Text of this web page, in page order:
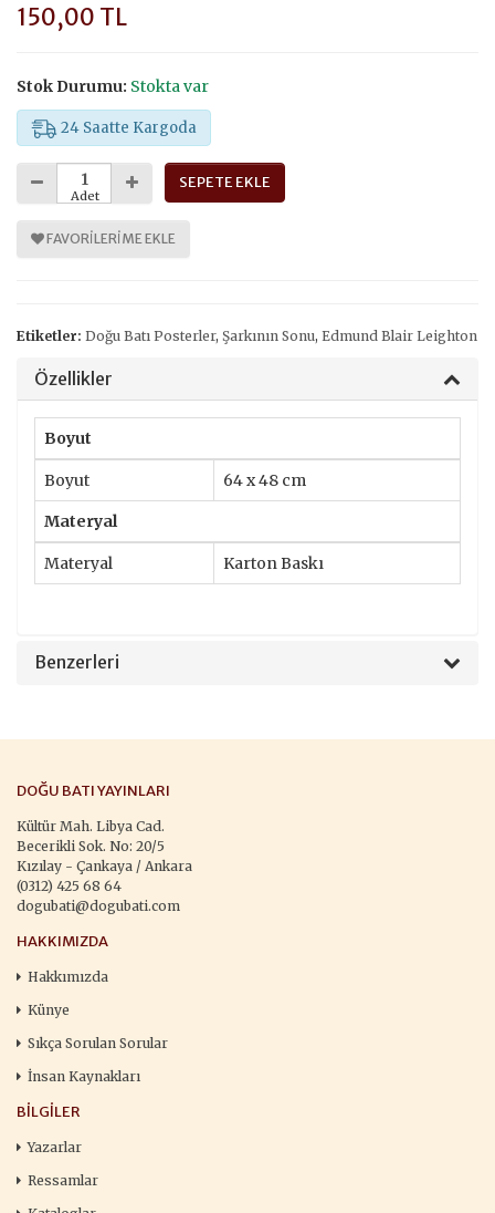
150,00 TL
Stok Durumu: Stokta var
24 Saatte Kargoda
Adet
SEPETE EKLE
FAVORILERIME EKLE
Etiketler: Doğu Batı Posterler, Şarkının Sonu, Edmund Blair Leighton
Özellikler
Boyut
Boyut 64 x 48 cm
Materyal
Materyal Karton Baskı
Benzerleri
DOĞU BATI YAYINLARI
Kültür Mah. Libya Cad.
Becerikli Sok. No: 20/5
Kızılay - Çankaya / Ankara
(0312) 425 68 64
dogubati@dogubati.com
HAKKIMIZDA
Hakkımızda
Künye
Sıkça Sorulan Sorular
İnsan Kaynakları
BILGILER
Yazarlar
Ressamlar